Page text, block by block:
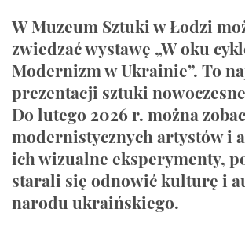
W Muzeum Sztuki w Łodzi
zwiedzać wystawę „W oku
Modernizm w Ukrainie”. To
prezentacji sztuki
Do lutego 2026 r. można
modernistycznych artystów i
ich wizualne eksperymenty,
starali się odnowić kulturę i
narodu ukraińskiego.